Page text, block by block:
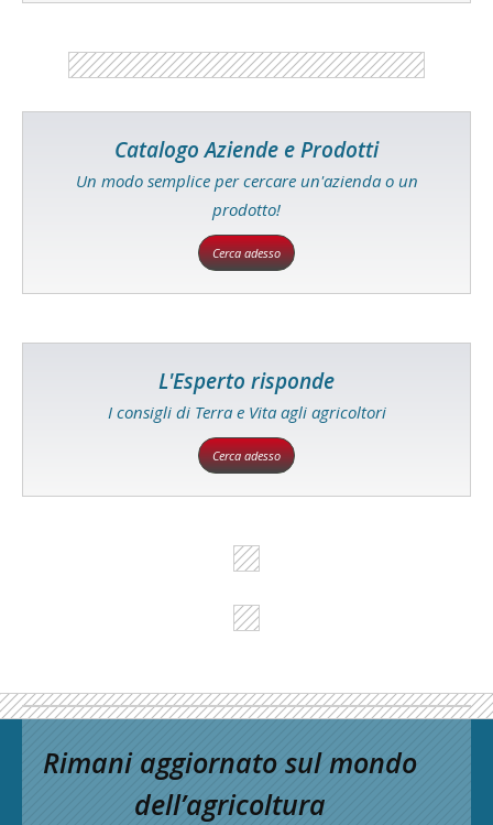
Catalogo Aziende e Prodotti
Un modo semplice per cercare un'azienda o un
prodotto!
Cerca adesso
L'Esperto risponde
I consigli di Terra e Vita agli agricoltori
Cerca adesso
Rimani aggiornato sul mondo
dell’agricoltura